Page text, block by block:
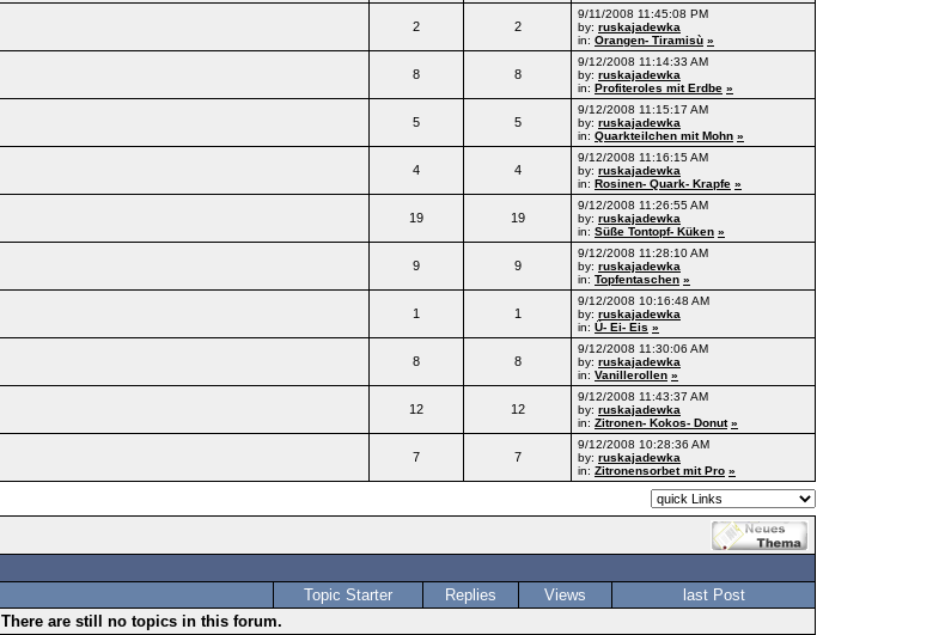
2 2
9/11/2008 11:45:08 PM
by: ruskajadewka
in: Orangen- Tiramisù »
8 8
9/12/2008 11:14:33 AM
by: ruskajadewka
in: Profiteroles mit Erdbe »
5 5
9/12/2008 11:15:17 AM
by: ruskajadewka
in: Quarkteilchen mit Mohn »
4 4
9/12/2008 11:16:15 AM
by: ruskajadewka
in: Rosinen- Quark- Krapfe »
19 19
9/12/2008 11:26:55 AM
by: ruskajadewka
in: Süße Tontopf- Küken »
9 9
9/12/2008 11:28:10 AM
by: ruskajadewka
in: Topfentaschen »
1 1
9/12/2008 10:16:48 AM
by: ruskajadewka
in: Ü- Ei- Eis »
8 8
9/12/2008 11:30:06 AM
by: ruskajadewka
in: Vanillerollen »
12 12
9/12/2008 11:43:37 AM
by: ruskajadewka
in: Zitronen- Kokos- Donut »
7 7
9/12/2008 10:28:36 AM
by: ruskajadewka
in: Zitronensorbet mit Pro »
Topic Starter Replies Views
last Post
There are still no topics in this forum.